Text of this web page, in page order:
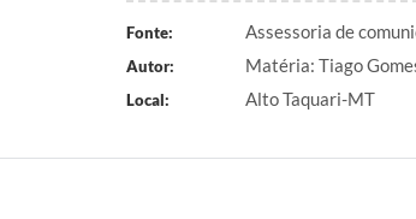
Fonte: Assessoria de
Autor: Matéria: Tiago
Local: Alto Taquari-MT